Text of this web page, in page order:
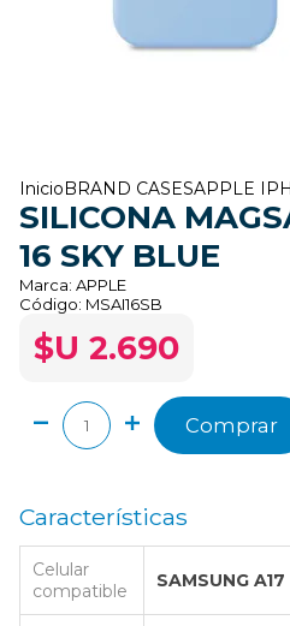
Inicio BRAND CASESAPPLE
SILICONA
16 SKY BLUE
Marca: APPLE
Código: MSAI16SB
$U 2.690
Comprar
Características
Celular
compatible
SAMSUNG A17